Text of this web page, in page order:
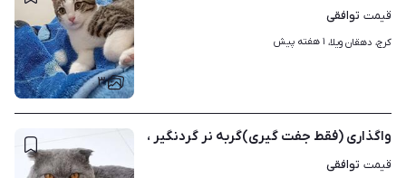
۳
قیمت توافقی
کرج، دهقان ویلا، ۱ هفته پیش
واگذاری (فقط جفت گیری)گربه نر گردنگیر ،
قیمت توافقی